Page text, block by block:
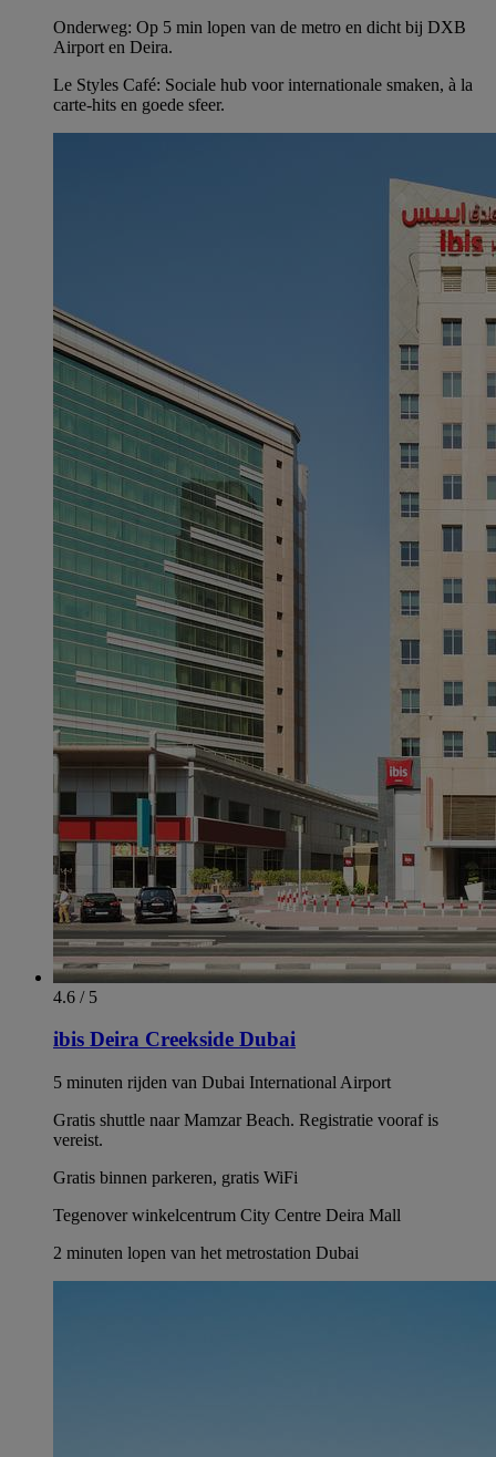
Onderweg: Op 5 min lopen van de metro en dicht bij DXB
Airport en Deira.
Le Styles Café: Sociale hub voor internationale smaken, à la
carte-hits en goede sfeer.
4.6 / 5
ibis Deira Creekside Dubai
5 minuten rijden van Dubai International Airport
Gratis shuttle naar Mamzar Beach. Registratie vooraf is
vereist.
Gratis binnen parkeren, gratis WiFi
Tegenover winkelcentrum City Centre Deira Mall
2 minuten lopen van het metrostation Dubai